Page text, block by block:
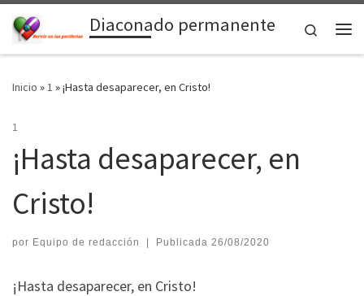
Saltar al contenidoDiaconado permanente
Search
Inicio »1 »¡Hasta desaparecer, en Cristo!
1
¡Hasta desaparecer, en
Cristo!
por Equipo de redacción | Publicada 26/08/2020
¡Hasta desaparecer, en Cristo!